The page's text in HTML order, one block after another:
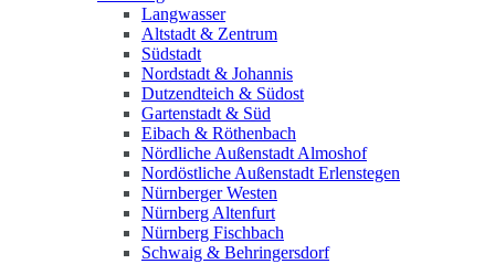
Langwasser
Altstadt & Zentrum
Südstadt
Nordstadt & Johannis
Dutzendteich & Südost
Gartenstadt & Süd
Eibach & Röthenbach
Nördliche Außenstadt Almoshof
Nordöstliche Außenstadt Erlenstegen
Nürnberger Westen
Nürnberg Altenfurt
Nürnberg Fischbach
Schwaig & Behringersdorf